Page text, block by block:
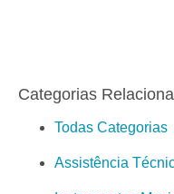
Categorias
Todas Categorias
Assistência